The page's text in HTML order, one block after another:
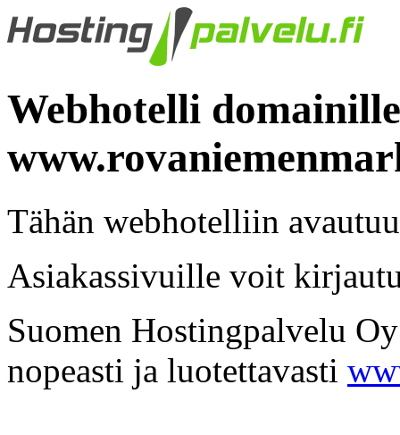
Webhotelli
Tähän webhotelliin
Asiakassivuille voit
Suomen Hostingpalvelu
nopeasti ja luotettavasti